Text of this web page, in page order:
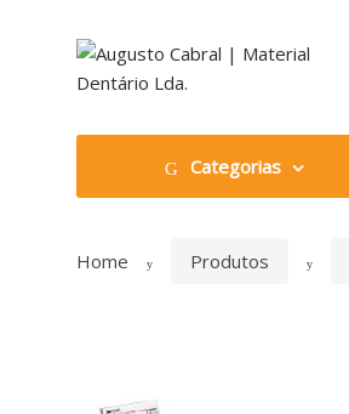
navigation
Categorias
Home Produtos